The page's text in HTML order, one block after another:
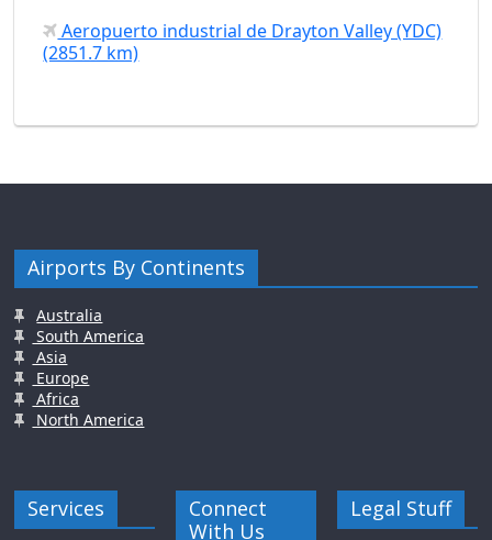
Aeropuerto industrial de Drayton Valley (YDC)
(2851.7 km)
Airports By Continents
Australia
South America
Asia
Europe
Africa
North America
Services
Connect
With Us
Legal Stuff